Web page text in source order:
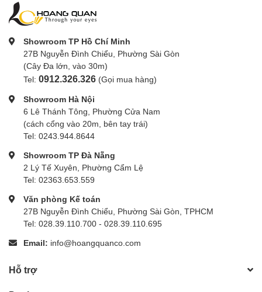
Showroom TP Hồ Chí Minh
27B Nguyễn Đình Chiểu, Phường Sài Gòn
(Cây Đa lớn, vào 30m)
Tel: 0912.326.326 (Gọi mua hàng)
Showroom Hà Nội
6 Lê Thánh Tông, Phường Cửa Nam
(cách cổng vào 20m, bên tay trái)
Tel: 0243.944.8644
Showroom TP Đà Nẵng
2 Lý Tế Xuyên, Phường Cẩm Lệ
Tel: 02363.653.559
Văn phòng Kế toán
27B Nguyễn Đình Chiểu, Phường Sài Gòn, TPHCM
Tel: 028.39.110.700 - 028.39.110.695
Email: info@hoangquanco.com
Hỗ trợ